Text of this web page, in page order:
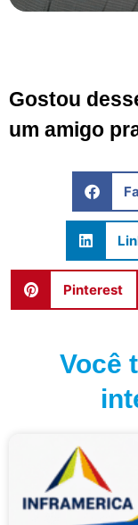
Gostou
um amigo
Pinterest
Você